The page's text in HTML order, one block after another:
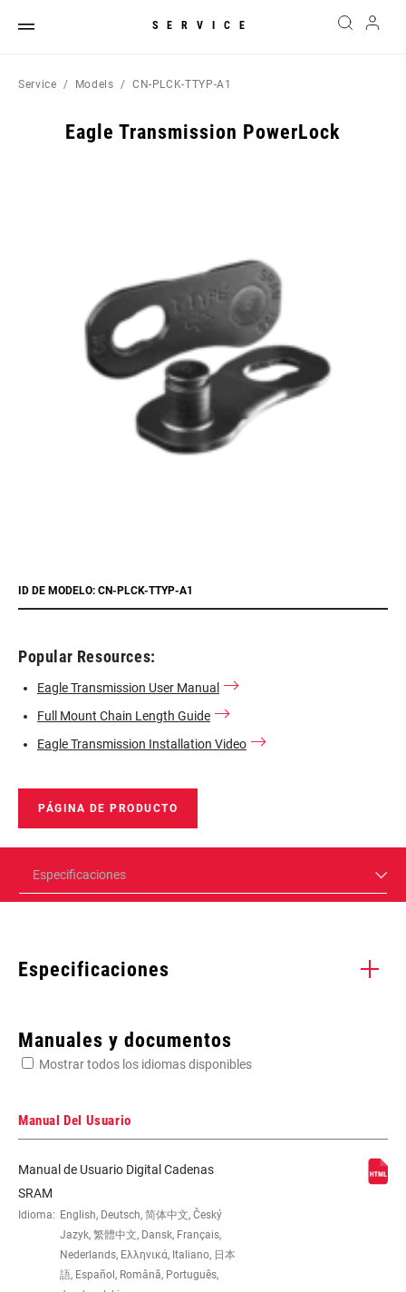
SERVICE
Service Models CN-PLCK-TTYP-A1
Eagle Transmission PowerLock
ID DE MODELO: CN-PLCK-TTYP-A1
Popular Resources:
Eagle Transmission User Manual
Full Mount Chain Length Guide
Eagle Transmission Installation Video
PÁGINA DE PRODUCTO
Especificaciones
Especificaciones
CHAIN
TECHNOLOGY
Manuales y documentos
Mostrar todos los idiomas disponibles
Manual Del Usuario
Manual de Usuario Digital Cadenas
SRAM
Idioma: English, Deutsch, 简体中文, Český
Jazyk, 繁體中文, Dansk, Français,
Nederlands, Ελληνικά, Italiano, 日本
語, Español, Română, Português,